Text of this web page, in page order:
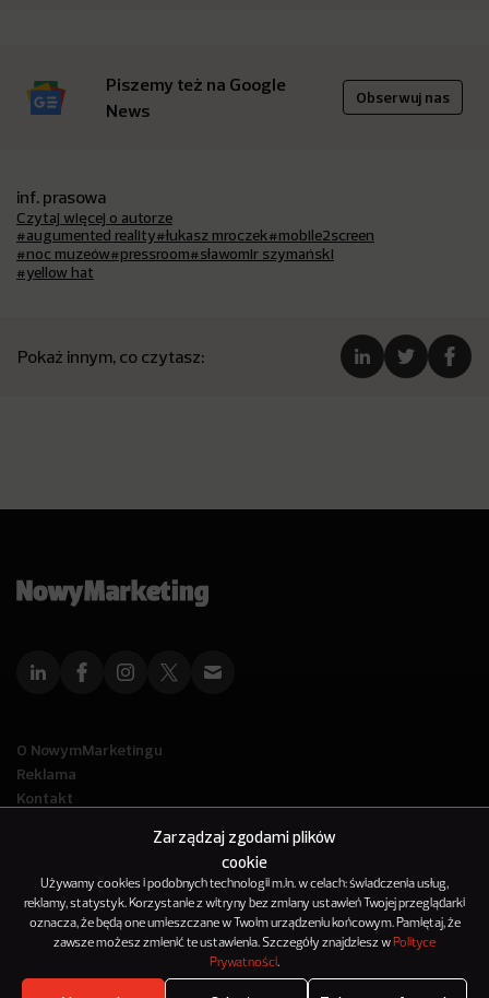
Zarządzaj zgodami plików
cookie
Używamy cookies i podobnych technologii m.in. w celach: świadczenia usług,
reklamy, statystyk. Korzystanie z witryny bez zmiany ustawień Twojej przeglądarki
oznacza, że będą one umieszczane w Twoim urządzeniu końcowym. Pamiętaj, że
zawsze możesz zmienić te ustawienia. Szczegóły znajdziesz w Polityce
Prywatności.
Piszemy też na Google
News
Obserwuj nas
inf. prasowa
Czytaj więcej o autorze
#augumented reality#łukasz mroczek#mobile2screen
#noc muzeów#pressroom#sławomir szymański
#yellow hat
Pokaż innym, co czytasz:
O NowymMarketingu
Reklama
Kontakt
© 2012-2025
NowyMarketing jest marką 143Media Sp. z o.o.